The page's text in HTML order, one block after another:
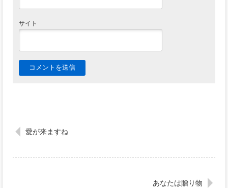
サイト
愛が来ますね
あなたは贈り物